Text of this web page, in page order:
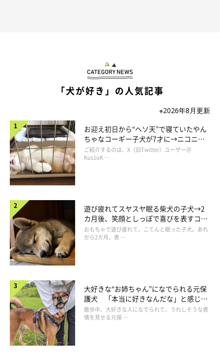
「犬が好き」の人気記事
※2026年8月更新
お迎え初日から“ヘソ天”で寝ていたやん
ちゃなコーギー子犬が7才に→ニコニ
コ“コーギースマイル”が魅力のコに成
長！
ご紹介するのは、X（旧Twitter）ユーザー＠
Kus1oK …
遊び疲れてスヤスヤ眠る柴犬の子犬→2
カ月後、笑顔としっぽで喜びを表すコに
成長！
おもちゃで遊び疲れて、こてんと眠った子犬。あれ
から2カ月、表 …
大好きな“お姉ちゃん”になでられる元保
護犬 「本当に好きなんだな」と感じる
表情にほっこり
散歩中、大好きな人になでられて、うれしそうな表
情を見せる元保 …